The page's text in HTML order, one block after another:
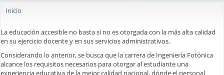
Inicio
La educación accesible no basta si no es otorgada con la más alta calidad
en su ejercicio docente y en sus servicios administrativos.
Considerando lo anterior, se busca que la carrera de Ingeniería Fotónica
alcance los requisitos necesarios para otorgar al estudiante una
experiencia educativa de la mejor calidad nacional, dónde el personal